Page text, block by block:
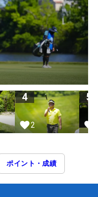
4
2
5
ポイント・成績